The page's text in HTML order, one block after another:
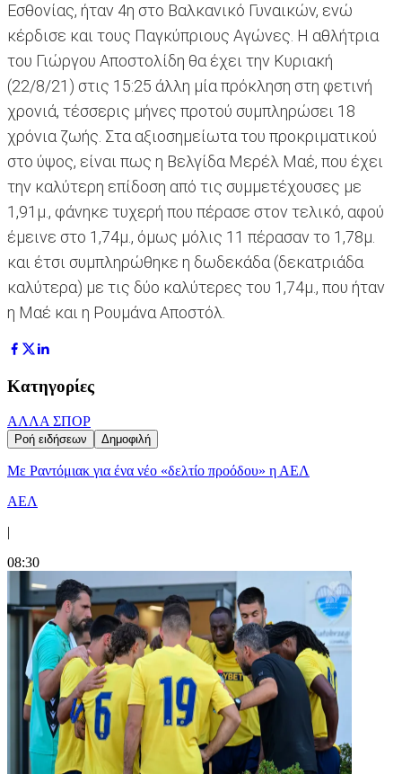
Εσθονίας, ήταν 4η στο Βαλκανικό Γυναικών, ενώ
κέρδισε και τους Παγκύπριους Αγώνες. Η αθλήτρια
του Γιώργου Αποστολίδη θα έχει την Κυριακή
(22/8/21) στις 15:25 άλλη μία πρόκληση στη φετινή
χρονιά, τέσσερις μήνες προτού συμπληρώσει 18
χρόνια ζωής. Στα αξιοσημείωτα του προκριματικού
στο ύψος, είναι πως η Βελγίδα Μερέλ Μαέ, που έχει
την καλύτερη επίδοση από τις συμμετέχουσες με
1,91μ., φάνηκε τυχερή που πέρασε στον τελικό, αφού
έμεινε στο 1,74μ., όμως μόλις 11 πέρασαν το 1,78μ.
και έτσι συμπληρώθηκε η δωδεκάδα (δεκατριάδα
καλύτερα) με τις δύο καλύτερες του 1,74μ., που ήταν
η Μαέ και η Ρουμάνα Αποστόλ.
Κατηγορίες
ΑΛΛΑ ΣΠΟΡ
Ροή ειδήσεων Δημοφιλή
Με Ραντόμιακ για ένα νέο «δελτίο προόδου» η ΑΕΛ
ΑΕΛ
|
08:30